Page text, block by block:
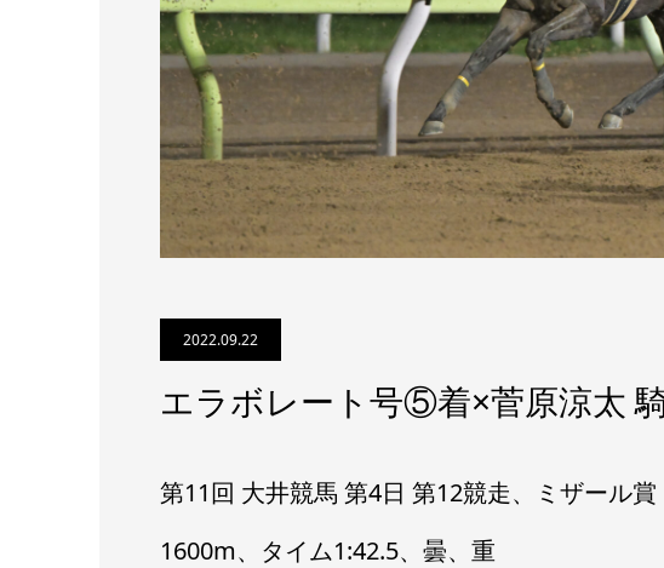
2022.09.22
エラボレート号⑤着×菅原涼太
第11回 大井競馬 第4日 第12競走、ミザール
1600m、タイム1:42.5、曇、重